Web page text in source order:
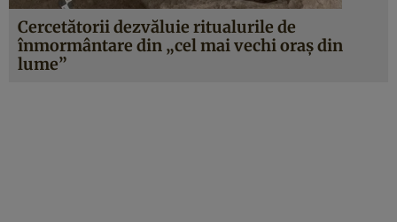
Cercetătorii dezvăluie ritualurile de
înmormântare din „cel mai vechi oraș din
lume”